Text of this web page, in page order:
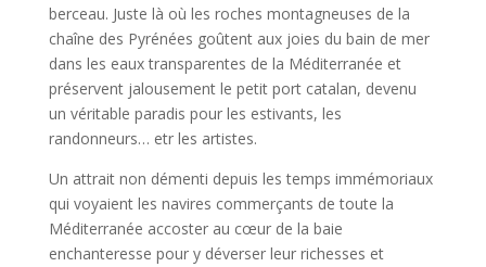
berceau. Juste là où les roches montagneuses de la
chaîne des Pyrénées goûtent aux joies du bain de mer
dans les eaux transparentes de la Méditerranée et
préservent jalousement le petit port catalan, devenu
un véritable paradis pour les estivants, les
randonneurs… etr les artistes.
Un attrait non démenti depuis les temps immémoriaux
qui voyaient les navires commerçants de toute la
Méditerranée accoster au cœur de la baie
enchanteresse pour y déverser leur richesses et